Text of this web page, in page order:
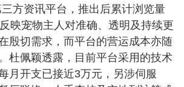
方资讯平台，推出后累计浏览量
映宠物主人对准确、透明及持续更
殷切需求，而平台的营运成本亦随
杜佩颖透露，目前平台采用的技术
月开支已接近3万元，另涉伺服